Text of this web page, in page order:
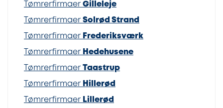
Tømrerfirmaer Gilleleje
Tømrerfirmaer Solrød Strand
Tømrerfirmaer Frederiksværk
Tømrerfirmaer Hedehusene
Tømrerfirmaer Taastrup
Tømrerfirmaer Hillerød
Tømrerfirmaer Lillerød